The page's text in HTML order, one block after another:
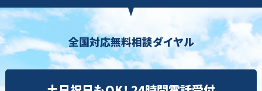
全国対応無料相談ダイヤル